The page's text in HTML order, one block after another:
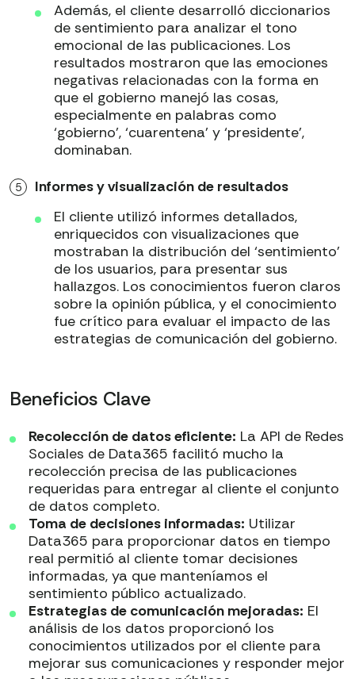
Además, el cliente desarrolló diccionarios
de sentimiento para analizar el tono
emocional de las publicaciones. Los
resultados mostraron que las emociones
negativas relacionadas con la forma en
que el gobierno manejó las cosas,
especialmente en palabras como
‘gobierno’, ‘cuarentena’ y ‘presidente’,
dominaban.
Informes y visualización de resultados
El cliente utilizó informes detallados,
enriquecidos con visualizaciones que
mostraban la distribución del ‘sentimiento’
de los usuarios, para presentar sus
hallazgos. Los conocimientos fueron claros
sobre la opinión pública, y el conocimiento
fue crítico para evaluar el impacto de las
estrategias de comunicación del gobierno.
Beneficios Clave
Recolección de datos eficiente: La API de Redes
Sociales de Data365 facilitó mucho la
recolección precisa de las publicaciones
requeridas para entregar al cliente el conjunto
de datos completo.
Toma de decisiones informadas: Utilizar
Data365 para proporcionar datos en tiempo
real permitió al cliente tomar decisiones
informadas, ya que manteníamos el
sentimiento público actualizado.
Estrategias de comunicación mejoradas: El
análisis de los datos proporcionó los
conocimientos utilizados por el cliente para
mejorar sus comunicaciones y responder mejor